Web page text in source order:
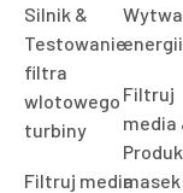
Silnik &
Testowanie
filtra
wlotowego
turbiny
Filtruj media
energii
Filtruj
media
masek